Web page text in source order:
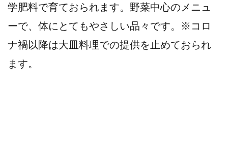
学肥料で育ておられます。野菜中心のメニュ
ーで、体にとてもやさしい品々です。※コロ
ナ禍以降は大皿料理での提供を止めておられ
ます。